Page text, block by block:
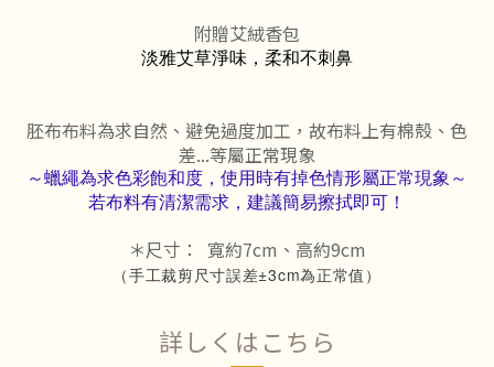
附贈艾絨香包
淡雅艾草淨味，柔和不刺鼻
胚布布料為求自然、避免過度加工，故布料上有棉殼、色
差...等屬正常現象
～蠟繩為求色彩飽和度，使用時有掉色情形屬正常現象～
若布料有清潔需求，建議簡易擦拭即可！
＊尺寸： 寬約7cm、高約9cm
（手工裁剪尺寸誤差±3cm為正常值）
詳しくはこちら